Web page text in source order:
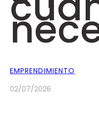
EMPRENDIMIENTO
02/07/2026